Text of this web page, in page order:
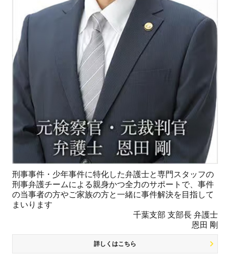
刑事事件・少年事件に特化した弁護士と専門スタッフの
刑事弁護チームによる親身かつ全力のサポートで、事件
の当事者の方やご家族の方と一緒に事件解決を目指して
まいります
千葉支部 支部長 弁護士
恩田 剛
詳しくはこちら